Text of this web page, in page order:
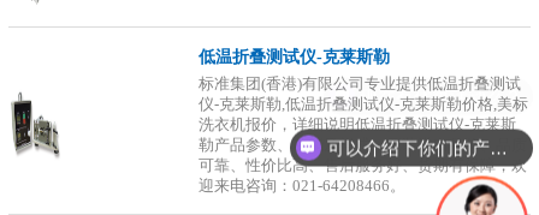
低温折叠测试仪-克莱斯勒
标准集团(香港)有限公司专业提供低温折叠测试
仪-克莱斯勒,低温折叠测试仪-克莱斯勒价格,美标
洗衣机报价，详细说明低温折叠测试仪-克莱斯
勒产品参数、功能及样式，原装进口品牌、品质
可靠、性价比高、售后服务好、货期有保障，欢
迎来电咨询：021-64208466。
可以介绍下你们的产品么？